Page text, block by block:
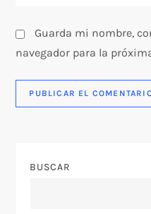
s
Guarda mi nombre,
navegador para la
BUSCAR